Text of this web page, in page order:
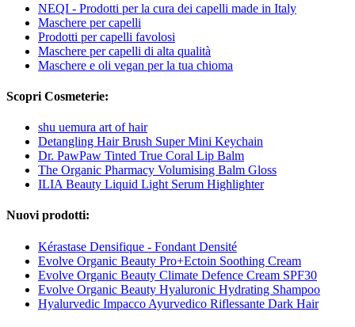
NEQI - Prodotti per la cura dei capelli made in Italy
Maschere per capelli
Prodotti per capelli favolosi
Maschere per capelli di alta qualità
Maschere e oli vegan per la tua chioma
Scopri Cosmeterie:
shu uemura art of hair
Detangling Hair Brush Super Mini Keychain
Dr. PawPaw Tinted True Coral Lip Balm
The Organic Pharmacy Volumising Balm Gloss
ILIA Beauty Liquid Light Serum Highlighter
Nuovi prodotti:
Kérastase Densifique - Fondant Densité
Evolve Organic Beauty Pro+Ectoin Soothing Cream
Evolve Organic Beauty Climate Defence Cream SPF30
Evolve Organic Beauty Hyaluronic Hydrating Shampoo
Hyalurvedic Impacco Ayurvedico Riflessante Dark Hair